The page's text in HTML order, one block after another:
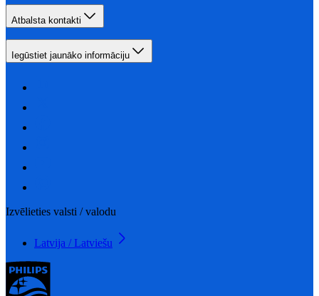
Atbalsta kontakti
Iegūstiet jaunāko informāciju
Izvēlieties valsti / valodu
Latvija / Latviešu